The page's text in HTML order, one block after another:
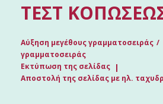
ΤΕΣΤ
Αύξηση μεγέθους γραμματοσειράς
γραμματοσειράς
Εκτύπωση της σελίδας
Αποστολή της σελίδας με ηλ.